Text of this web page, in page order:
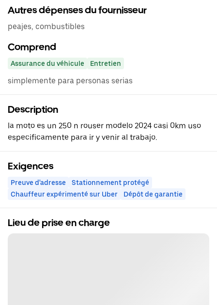
Autres dépenses du fournisseur
peajes, combustibles
Comprend
Assurance du véhicule Entretien
simplemente para personas serias
Description
la moto es un 250 n rouser modelo 2024 casi 0km uso
especificamente para ir y venir al trabajo.
Exigences
Preuve d'adresse
Stationnement protégé
Chauffeur expérimenté sur Uber
Dépôt de garantie
Lieu de prise en charge